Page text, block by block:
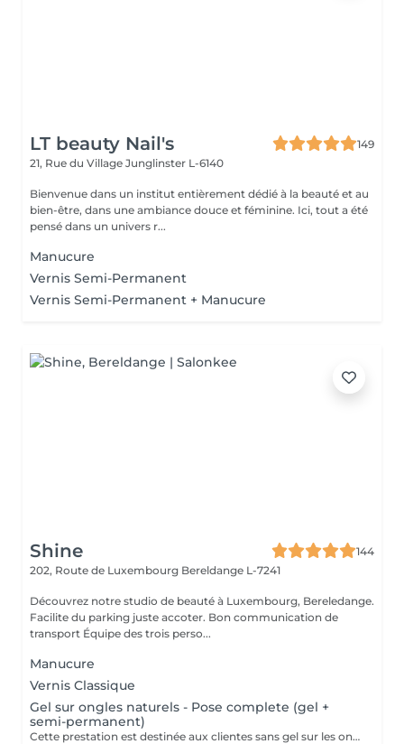
LT beauty Nail's
149
21, Rue du Village Junglinster L-6140
Bienvenue dans un institut entièrement dédié à la beauté et au
bien-être, dans une ambiance douce et féminine. Ici, tout a été
pensé dans un univers r...
Manucure
Vernis Semi-Permanent
Vernis Semi-Permanent + Manucure
Shine
144
202, Route de Luxembourg Bereldange L-7241
Découvrez notre studio de beauté à Luxembourg, Bereledange.
Facilite du parking juste accoter. Bon communication de
transport Équipe des trois perso...
Manucure
Vernis Classique
Gel sur ongles naturels - Pose complete (gel +
semi-permanent)
Cette prestation est destinée aux clientes sans gel sur les ongles. Application du gel sur ongles naturels avec finition en vernis semi-permanent. Ne convient pas pour une correction.